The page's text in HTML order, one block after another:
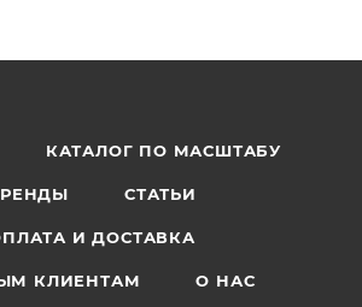
КАТАЛОГ ПО МАСШТАБУ
СТАТЬИ
И ДОСТАВКА
КЛИЕНТАМ О НАС